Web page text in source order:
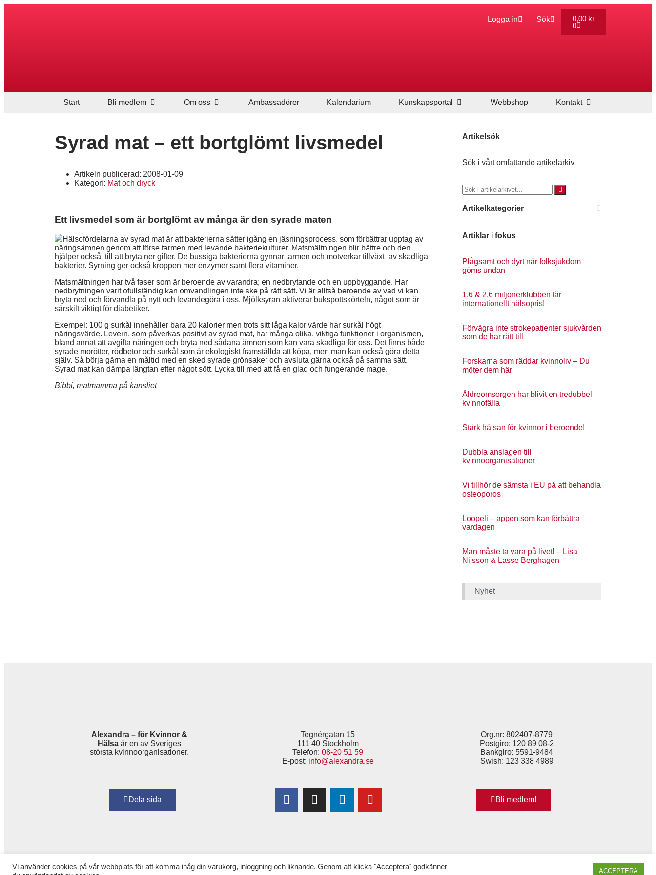
Logga in Sök 0,00 kr
0
Start Bli medlem Om oss Ambassadörer Kalendarium Kunskapsportal Webbshop Kontakt
Syrad mat – ett bortglömt livsmedel
Artikeln publicerad: 2008-01-09
Kategori: Mat och dryck
Ett livsmedel som är bortglömt av många är den syrade maten
Hälsofördelarna av syrad mat är att bakterierna sätter igång en jäsningsprocess. som förbättrar upptag av
näringsämnen genom att förse tarmen med levande bakteriekulturer. Matsmältningen blir bättre och den
hjälper också till att bryta ner gifter. De bussiga bakterierna gynnar tarmen och motverkar tillväxt av skadliga
bakterier. Syrning ger också kroppen mer enzymer samt flera vitaminer.
Matsmältningen har två faser som är beroende av varandra; en nedbrytande och en uppbyggande. Har
nedbrytningen varit ofullständig kan omvandlingen inte ske på rätt sätt. Vi är alltså beroende av vad vi kan
bryta ned och förvandla på nytt och levandegöra i oss. Mjölksyran aktiverar bukspottskörteln, något som är
särskilt viktigt för diabetiker.
Exempel: 100 g surkål innehåller bara 20 kalorier men trots sitt låga kalorivärde har surkål högt
näringsvärde. Levern, som påverkas positivt av syrad mat, har många olika, viktiga funktioner i organismen,
bland annat att avgifta näringen och bryta ned sådana ämnen som kan vara skadliga för oss. Det finns både
syrade morötter, rödbetor och surkål som är ekologiskt framställda att köpa, men man kan också göra detta
själv. Så börja gärna en måltid med en sked syrade grönsaker och avsluta gärna också på samma sätt.
Syrad mat kan dämpa längtan efter något sött. Lycka till med att få en glad och fungerande mage.
Bibbi, matmamma på kansliet
Artikelsök
Sök i vårt omfattande artikelarkiv
Artikelkategorier
Artiklar i fokus
Plågsamt och dyrt när folksjukdom
göms undan
1,6 & 2,6 miljonerklubben får
internationellt hälsopris!
Förvägra inte strokepatienter sjukvården
som de har rätt till
Forskarna som räddar kvinnoliv – Du
möter dem här
Äldreomsorgen har blivit en tredubbel
kvinnofälla
Stärk hälsan för kvinnor i beroende!
Dubbla anslagen till
kvinnoorganisationer
Vi tillhör de sämsta i EU på att behandla
osteoporos
Loopeli – appen som kan förbättra
vardagen
Man måste ta vara på livet! – Lisa
Nilsson & Lasse Berghagen
Nyhet
Alexandra – för Kvinnor &
Hälsaär en av Sveriges
största kvinnoorganisationer.
Tegnérgatan 15
111 40 Stockholm
Telefon:08-20 51 59
E-post: info@alexandra.se
Org.nr: 802407-8779
Postgiro: 120 89 08-2
Bankgiro: 5591-9484
Swish: 123 338 4989
Dela sida Bli medlem!
(tidigare 1,6 & 2,6 miljonerklubben)
Vi använder cookies på vår webbplats för att komma ihåg din varukorg, inloggning och liknande. Genom att klicka "Acceptera" godkänner
ACCEPTERA